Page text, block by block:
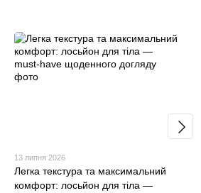
13 липня 2026
Легка текстура та максимальний
комфорт: лосьйон для тіла —